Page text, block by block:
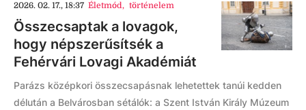
2026. 02. 17., 18:37 Életmód, történelem
Összecsaptak a lovagok,
hogy népszerűsítsék a
Fehérvári Lovagi Akadémiát
Parázs középkori összecsapásnak lehetettek tanúi kedden
délután a Belvárosban sétálók: a Szent István Király Múzeum